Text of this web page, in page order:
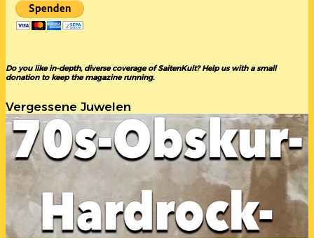
Do you like in-depth, diverse coverage of SaitenKult? Help us with a small
donation to keep the magazine running.
Vergessene Juwelen